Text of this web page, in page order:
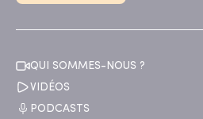
QUI SOMMES-NOUS ?
VIDÉOS
PODCASTS